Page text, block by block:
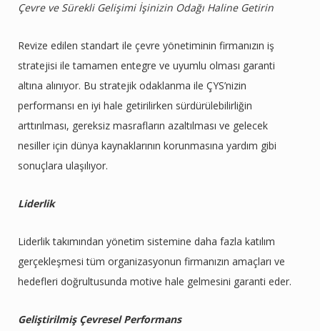
Çevre ve Sürekli Gelişimi İşinizin Odağı Haline Getirin
Revize edilen standart ile çevre yönetiminin firmanızın iş
stratejisi ile tamamen entegre ve uyumlu olması garanti
altına alınıyor. Bu stratejik odaklanma ile ÇYS’nizin
performansı en iyi hale getirilirken sürdürülebilirliğin
arttırılması, gereksiz masrafların azaltılması ve gelecek
nesiller için dünya kaynaklarının korunmasına yardım gibi
sonuçlara ulaşılıyor.
Liderlik
Liderlik takımından yönetim sistemine daha fazla katılım
gerçekleşmesi tüm organizasyonun firmanızın amaçları ve
hedefleri doğrultusunda motive hale gelmesini garanti eder.
Geliştirilmiş Çevresel Performans